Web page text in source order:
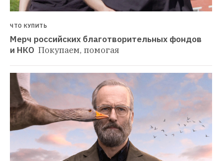
ЧТО КУПИТЬ
Мерч российских благотворительных фондов
и НКО Покупаем, помогая